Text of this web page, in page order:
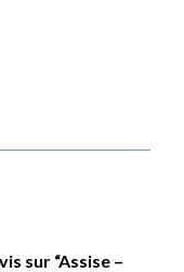
sur “Assise –